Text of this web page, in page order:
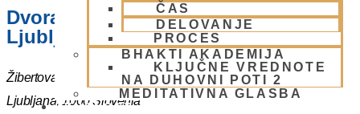
ČAS
DELOVANJE
PROCES
BHAKTI AKADEMIJA
KLJUČNE VREDNOTE
NA DUHOVNI POTI 2
MEDITATIVNA GLASBA
SKUPNOST
Dvorana – Center Hare Krišna v
Ljubljani
Žibertova 27
Ljubljana, 1000 Slovenia